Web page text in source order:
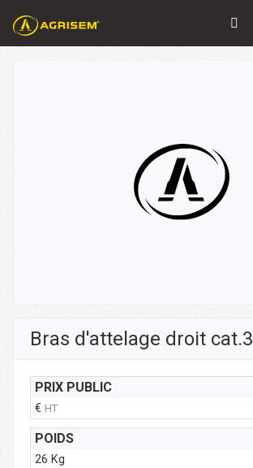
Bras d'attelage droit cat.3
PRIX PUBLIC
€ HT
POIDS
26 Kg